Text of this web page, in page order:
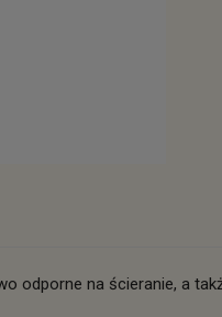
odporne na ścieranie, a